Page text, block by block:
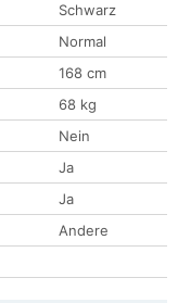
Schwarz
Normal
168 cm
68 kg
Nein
Ja
Ja
Andere